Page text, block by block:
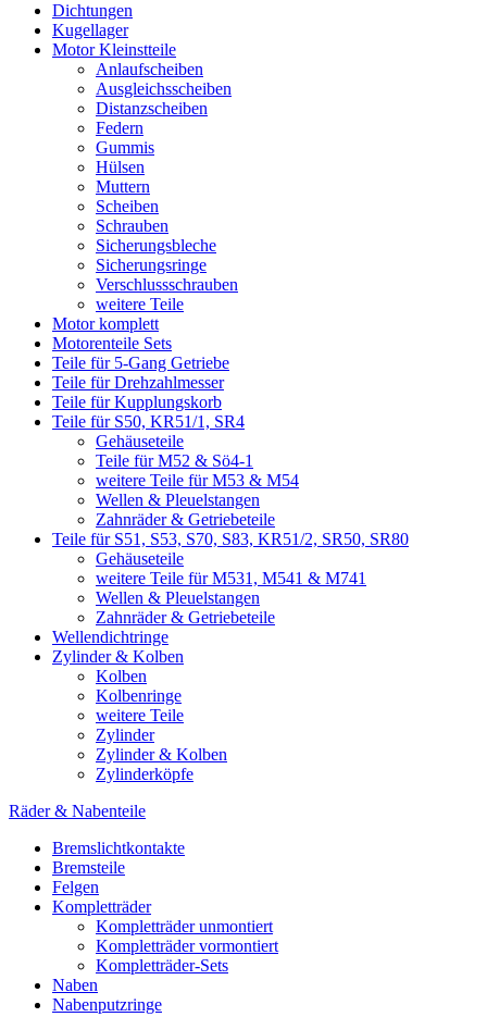
Dichtungen
Kugellager
Motor Kleinstteile
Anlaufscheiben
Ausgleichsscheiben
Distanzscheiben
Federn
Gummis
Hülsen
Muttern
Scheiben
Schrauben
Sicherungsbleche
Sicherungsringe
Verschlussschrauben
weitere Teile
Motor komplett
Motorenteile Sets
Teile für 5-Gang Getriebe
Teile für Drehzahlmesser
Teile für Kupplungskorb
Teile für S50, KR51/1, SR4
Gehäuseteile
Teile für M52 & Sö4-1
weitere Teile für M53 & M54
Wellen & Pleuelstangen
Zahnräder & Getriebeteile
Teile für S51, S53, S70, S83, KR51/2, SR50, SR80
Gehäuseteile
weitere Teile für M531, M541 & M741
Wellen & Pleuelstangen
Zahnräder & Getriebeteile
Wellendichtringe
Zylinder & Kolben
Kolben
Kolbenringe
weitere Teile
Zylinder
Zylinder & Kolben
Zylinderköpfe
Räder & Nabenteile
Bremslichtkontakte
Bremsteile
Felgen
Kompletträder
Kompletträder unmontiert
Kompletträder vormontiert
Kompletträder-Sets
Naben
Nabenputzringe